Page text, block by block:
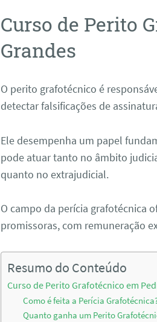
Curso de Perito
Grandes
O perito grafotécnico é
detectar falsificações de
Ele desempenha um papel
pode atuar tanto no âmbito
quanto no extrajudicial.
O campo da perícia grafotécnica
promissoras, com remuneração
Resumo do Conteúdo
Curso de Perito Grafotécnico em
Como é feita a Perícia
Quanto ganha um Perito